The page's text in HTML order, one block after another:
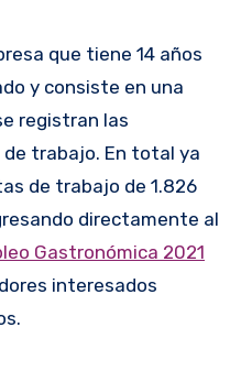
que tiene 14 años
y consiste en una
registran las
trabajo. En total ya
de trabajo de 1.826
directamente al
Gastronómica 2021
interesados